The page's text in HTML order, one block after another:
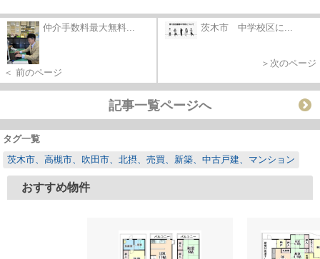
仲介手数料最大無料...
＜ 前のページ
茨木市 中学校区に...
＞次のページ
記事一覧ページへ
タグ一覧
茨木市、高槻市、吹田市、北摂、売買、新築、中古戸建、マンション
おすすめ物件